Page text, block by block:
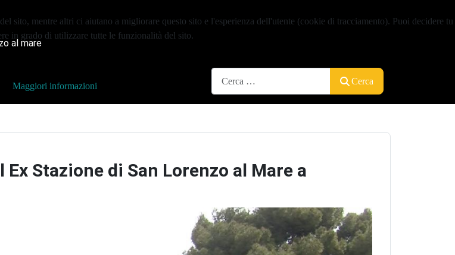
al mare
Cerca
Stazione di San Lorenzo al Mare a
sito, mentre altri ci aiutano a migliorare questo sito e l'esperienza dell'utente (cookie di tracciamento). Puoi decidere tu
in grado di utilizzare tutte le funzionalità del sito.
Maggiori informazioni